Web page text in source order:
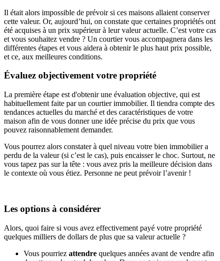
Il était alors impossible de prévoir si ces maisons allaient conserver
cette valeur. Or, aujourd’hui, on constate que certaines propriétés ont
été acquises à un prix supérieur à leur valeur actuelle. C’est votre cas
et vous souhaitez vendre ? Un courtier vous accompagnera dans les
différentes étapes et vous aidera à obtenir le plus haut prix possible,
et ce, aux meilleures conditions.
Évaluez objectivement votre propriété
La première étape est d'obtenir une évaluation objective, qui est
habituellement faite par un courtier immobilier. Il tiendra compte des
tendances actuelles du marché et des caractéristiques de votre
maison afin de vous donner une idée précise du prix que vous
pouvez raisonnablement demander.
Vous pourrez alors constater à quel niveau votre bien immobilier a
perdu de la valeur (si c’est le cas), puis encaisser le choc. Surtout, ne
vous tapez pas sur la tête : vous avez pris la meilleure décision dans
le contexte où vous étiez. Personne ne peut prévoir l’avenir !
Les options à considérer
Alors, quoi faire si vous avez effectivement payé votre propriété
quelques milliers de dollars de plus que sa valeur actuelle ?
Vous pourriez attendre quelques années avant de vendre afin